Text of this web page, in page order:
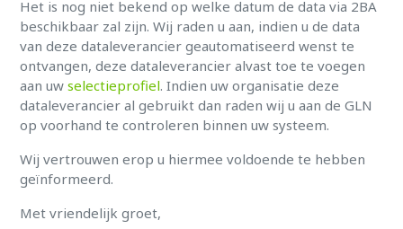
Het is nog niet bekend op welke datum de data via 2BA
beschikbaar zal zijn. Wij raden u aan, indien u de data
van deze dataleverancier geautomatiseerd wenst te
ontvangen, deze dataleverancier alvast toe te voegen
aan uwselectieprofiel. Indien uw organisatie deze
dataleverancier al gebruikt dan raden wij u aan de GLN
op voorhand te controleren binnen uw systeem.
Wij vertrouwen erop u hiermee voldoende te hebben
geïnformeerd.
Met vriendelijk groet,